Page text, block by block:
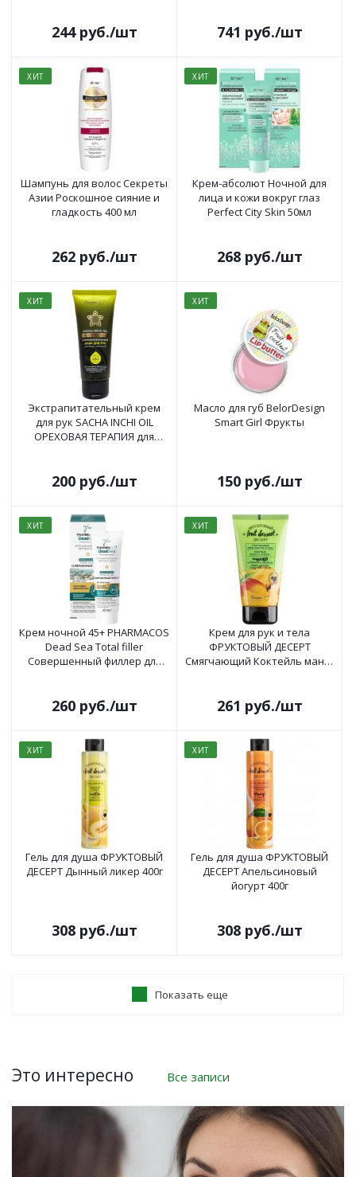
244руб./шт 741 руб./шт
ХИТ
Шампунь для волос Секреты
Азии Роскошное сияние и
гладкость 400 мл
262руб./шт
ХИТ
Крем-абсолют Ночной для
лица и кожи вокруг глаз
Perfect City Skin 50мл
268руб./шт
ХИТ
Экстрапитательный крем
для рук SACHA INCHI OIL
ОРЕХОВАЯ ТЕРАПИЯ для
200руб./шт
ХИТ
Масло для губ BelorDesign
Smart Girl Фрукты
150руб./шт
ХИТ
Крем ночной 45+ PHARMACOS
Dead Sea Тotal filler
Совершенный филлер для
260руб./шт
ХИТ
Крем для рук и тела
ФРУКТОВЫЙ ДЕСЕРТ
Смягчающий Коктейль манго
261 руб./шт
ХИТ
Гель для душа ФРУКТОВЫЙ
ДЕСЕРТ Дынный ликер 400г
308руб./шт
ХИТ
Гель для душа ФРУКТОВЫЙ
ДЕСЕРТ Апельсиновый
йогурт 400г
308руб./шт
Показать еще
Это интересно Все записи